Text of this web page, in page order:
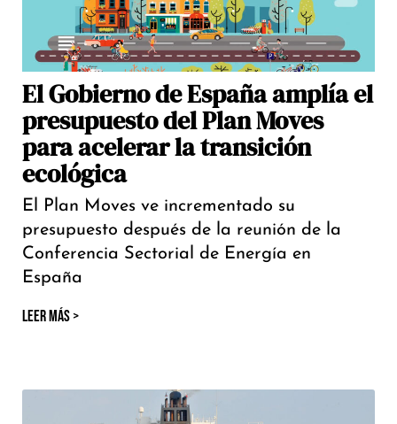
El Gobierno de España amplía el
presupuesto del Plan Moves
para acelerar la transición
ecológica
El Plan Moves ve incrementado su
presupuesto después de la reunión de la
Conferencia Sectorial de Energía en
España
LEER MÁS >